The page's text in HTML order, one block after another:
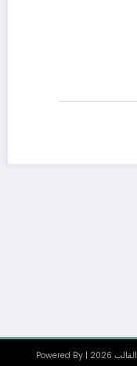
القالب 2026 | Powered By